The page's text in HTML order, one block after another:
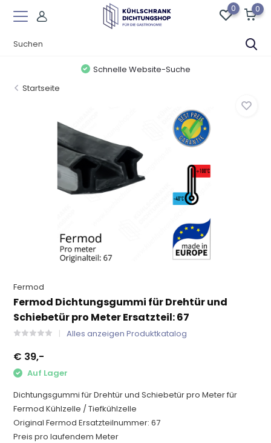
0 0
Schnelle Website-Suche
Startseite
Fermod
Fermod Dichtungsgummi für Drehtür und
Schiebetür pro Meter Ersatzteil: 67
Alles anzeigen Produktkatalog
€ 39,-
Auf Lager
Dichtungsgummi für Drehtür und Schiebetür pro Meter für
Fermod Kühlzelle / Tiefkühlzelle
Original Fermod Ersatzteilnummer: 67
Preis pro laufendem Meter